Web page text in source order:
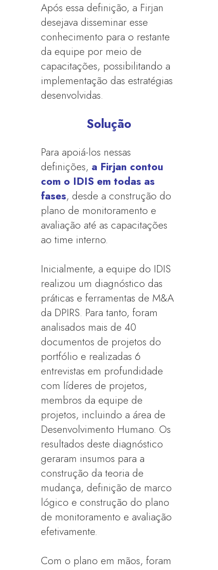
Após essa definição, a Firjan
desejava disseminar esse
conhecimento para o restante
da equipe por meio de
capacitações, possibilitando a
implementação das estratégias
desenvolvidas.
Solução
Para apoiá-los nessas
definições, a Firjan contou
com o IDIS em todas as
fases, desde a construção do
plano de monitoramento e
avaliação até as capacitações
ao time interno.
Inicialmente, a equipe do IDIS
realizou um diagnóstico das
práticas e ferramentas de M&A
da DPIRS. Para tanto, foram
analisados mais de 40
documentos de projetos do
portfólio e realizadas 6
entrevistas em profundidade
com líderes de projetos,
membros da equipe de
projetos, incluindo a área de
Desenvolvimento Humano. Os
resultados deste diagnóstico
geraram insumos para a
construção da teoria de
mudança, definição de marco
lógico e construção do plano
de monitoramento e avaliação
efetivamente.
Com o plano em mãos, foram